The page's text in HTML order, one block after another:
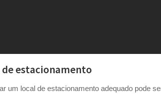
de estacionamento
um local de estacionamento adequado pode